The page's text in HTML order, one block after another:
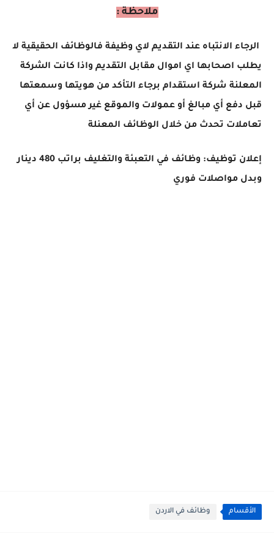
ملاحظة :
الرجاء الانتباه عند التقديم لاي وظيفة فالوظائف الحقيقية لا
يطلب اصحابها اي اموال مقابل التقديم واذا كانت الشركة
المعلنة شركة استقدام برجاء التأكد من هويتها وسمعتها
قبل دفع أي مبالغ أو عمولات والموقع غير مسؤول عن أي
تعاملات تحدث من خلال الوظائف المعنلة
إعلان توظيف: وظائف في التعبئة والتغليف براتب 480 دينار
وبدل مواصلات فوري
الأقسام وظائف في الاردن